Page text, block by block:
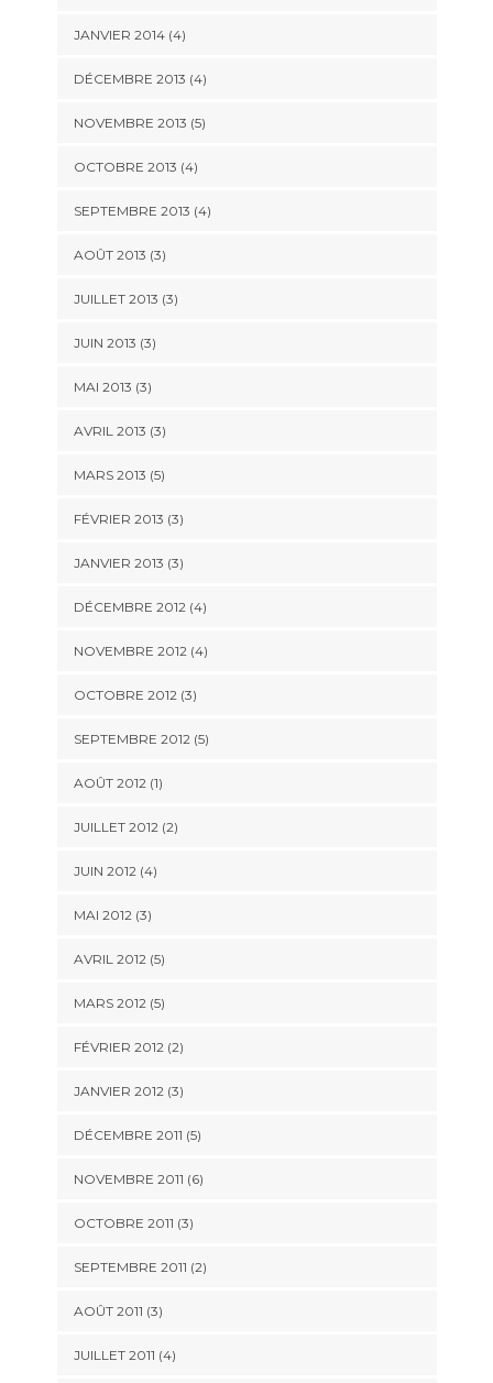
JANVIER 2014(4)
DÉCEMBRE 2013 (4)
NOVEMBRE 2013 (5)
OCTOBRE 2013 (4)
SEPTEMBRE 2013 (4)
AOÛT 2013 (3)
JUILLET 2013 (3)
JUIN 2013 (3)
MAI 2013 (3)
AVRIL 2013 (3)
MARS 2013 (5)
FÉVRIER 2013 (3)
JANVIER 2013 (3)
DÉCEMBRE 2012(4)
NOVEMBRE 2012(4)
OCTOBRE 2012(3)
SEPTEMBRE 2012(5)
AOÛT 2012(1)
JUILLET 2012(2)
JUIN 2012(4)
MAI 2012(3)
AVRIL 2012(5)
MARS 2012(5)
FÉVRIER 2012(2)
JANVIER 2012(3)
DÉCEMBRE 2011 (5)
NOVEMBRE 2011 (6)
OCTOBRE 2011 (3)
SEPTEMBRE 2011 (2)
AOÛT 2011 (3)
JUILLET 2011 (4)